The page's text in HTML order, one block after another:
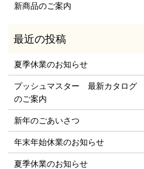
新商品のご案内
夏季休業のお知らせ
プッシュマスター 最新カタログ
のご案内
新年のごあいさつ
年末年始休業のお知らせ
夏季休業のお知らせ